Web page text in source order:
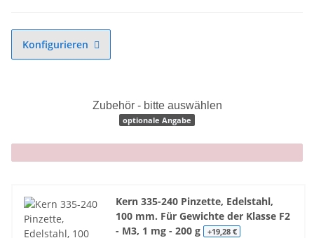
Konfigurieren
Zubehör - bitte auswählen
optionale Angabe
x
Kern 335-240 Pinzette, Edelstahl,
100 mm. Für Gewichte der Klasse F2
- M3, 1 mg - 200 g +19,28 €